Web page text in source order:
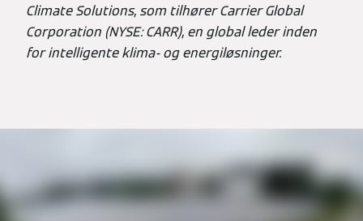
Climate Solutions, som tilhører Carrier Global
Corporation (NYSE: CARR), en global leder inden
for intelligente klima- og energiløsninger.